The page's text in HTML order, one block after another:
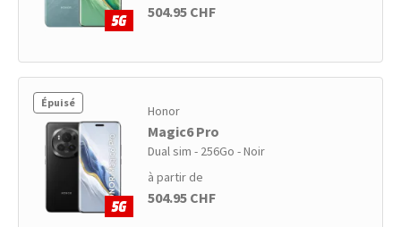
504.95 CHF
Épuisé Honor
Magic6 Pro
Dual sim - 256Go - Noir
à partir de
504.95 CHF